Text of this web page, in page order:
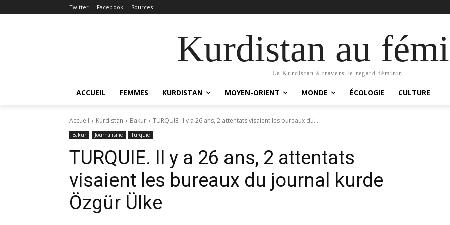
Twitter Facebook Sources
Kurdistan au
Le Kurdistan à travers le regard féminin
ACCUEIL FEMMES KURDISTAN MOYEN-ORIENT MONDE ÉCOLOGIE CULTURE
Accueil Kurdistan Bakur TURQUIE. Il y a 26 ans, 2 attentats visaient les bureaux du...
Bakur Journalisme Turquie
TURQUIE. Il y a 26 ans, 2 attentats
visaient les bureaux du journal kurde
Özgür Ülke